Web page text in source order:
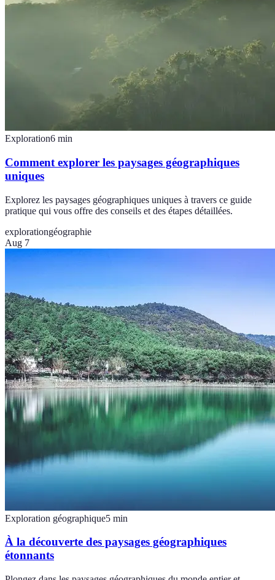
Exploration6 min
Comment explorer les paysages géographiques
uniques
Explorez les paysages géographiques uniques à travers ce guide
pratique qui vous offre des conseils et des étapes détaillées.
explorationgéographie
Aug 7
Exploration géographique5 min
À la découverte des paysages géographiques
étonnants